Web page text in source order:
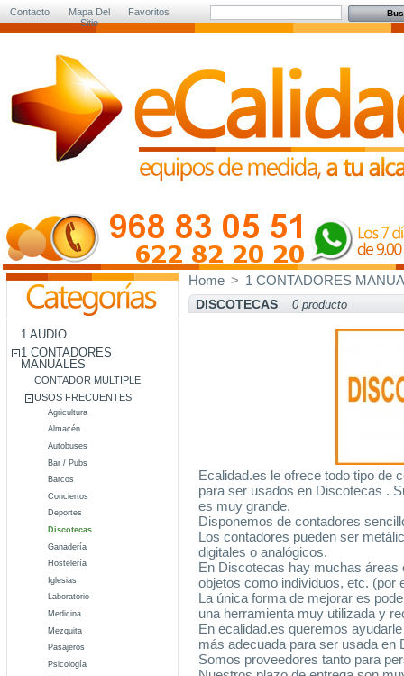
Contacto
Mapa Del
Sitio
Favoritos
1 AUDIO
1 CONTADORES
MANUALES
CONTADOR MULTIPLE
USOS FRECUENTES
Agricultura
Almacén
Autobuses
Bar / Pubs
Barcos
Conciertos
Deportes
Discotecas
Ganadería
Hostelería
Iglesias
Laboratorio
Medicina
Mezquita
Pasajeros
Psicología
Home > 1 CONTADORES
DISCOTECAS 0 producto
Ecalidad.es le ofrece todo tipo de
para ser usados en Discotecas .
es muy grande.
Disponemos de contadores
Los contadores pueden ser
digitales o analógicos.
En Discotecas hay muchas
objetos como individuos, etc. (por
La única forma de mejorar es
una herramienta muy utilizada y
En ecalidad.es queremos
más adecuada para ser usada en
Somos proveedores tanto para